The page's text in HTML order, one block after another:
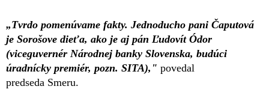
„Tvrdo pomenúvame fakty. Jednoducho pani Čaputová
je Sorošove dieťa, ako je aj pán Ľudovít Ódor
(viceguvernér Národnej banky Slovenska, budúci
úradnícky premiér, pozn. SITA)," povedal
predseda Smeru.